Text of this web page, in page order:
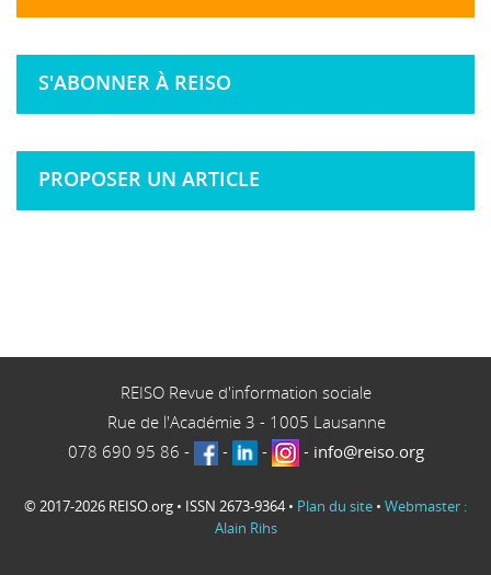
S'ABONNER À REISO
PROPOSER UN ARTICLE
REISO Revue d'information sociale
Rue de l'Académie 3 - 1005 Lausanne
078 690 95 86 - - - - info@reiso.org
© 2017-2026 REISO.org • ISSN 2673-9364 • Plan du site • Webmaster :
Alain Rihs